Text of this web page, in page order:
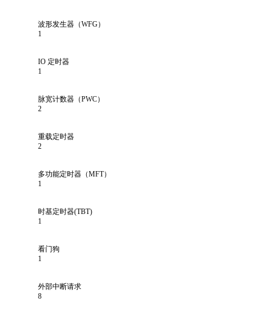
波形发生器（WFG）
1
IO 定时器
1
脉宽计数器（PWC）
2
重载定时器
2
多功能定时器（MFT）
1
时基定时器(TBT)
1
看门狗
1
外部中断请求
8